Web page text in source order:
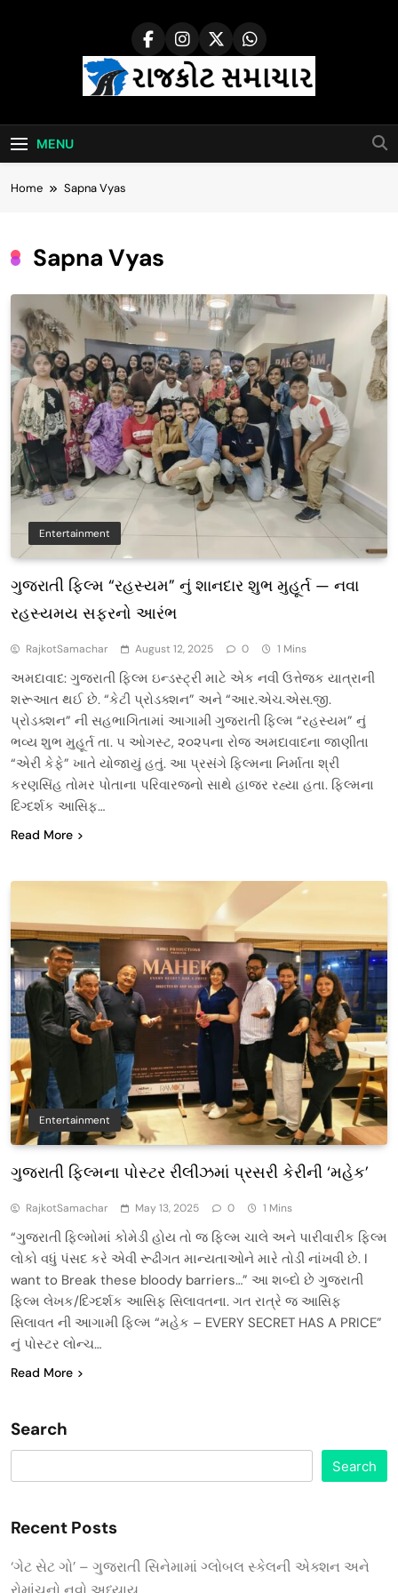
Rajkot Samachar
MENU
Home Sapna Vyas
Sapna Vyas
Entertainment
ગુજરાતી ફિલ્મ “રહસ્યમ” નું શાનદાર શુભ મુહૂર્ત — નવા
રહસ્યમય સફરનો આરંભ
RajkotSamachar August 12, 2025 0 1 Mins
અમદાવાદ: ગુજરાતી ફિલ્મ ઇન્ડસ્ટ્રી માટે એક નવી ઉત્તેજક યાત્રાની
શરૂઆત થઈ છે. “કેટી પ્રોડક્શન” અને “આર.એચ.એસ.જી.
પ્રોડક્શન” ની સહભાગિતામાં આગામી ગુજરાતી ફિલ્મ “રહસ્યમ” નું
ભવ્ય શુભ મુહૂર્ત તા. ૫ ઓગસ્ટ, ૨૦૨૫ના રોજ અમદાવાદના જાણીતા
“એરી કેફે” ખાતે યોજાયું હતું. આ પ્રસંગે ફિલ્મના નિર્માતા શ્રી
કરણસિંહ તોમર પોતાના પરિવારજનો સાથે હાજર રહ્યા હતા. ફિલ્મના
દિગ્દર્શક આસિફ…
Read More
Entertainment
ગુજરાતી ફિલ્મના પોસ્ટર રીલીઝમાં પ્રસરી કેરીની ‘મહેક’
RajkotSamachar May 13, 2025 0 1 Mins
“ગુજરાતી ફિલ્મોમાં કોમેડી હોય તો જ ફિલ્મ ચાલે અને પારીવારીક ફિલ્મ
લોકો વધું પંસદ કરે એવી રૂઢીગત માન્યતાઓને મારે તોડી નાંખવી છે. I
want to Break these bloody barriers…” આ શબ્દો છે ગુજરાતી
ફિલ્મ લેખક/દિગ્દર્શક આસિફ સિલાવતના. ગત રાત્રે જ આસિફ
સિલાવત ની આગામી ફિલ્મ “મહેક – EVERY SECRET HAS A PRICE”
નું પોસ્ટર લોન્ચ…
Read More
Search
Search
Recent Posts
‘ગેટ સેટ ગો’ – ગુજરાતી સિનેમામાં ગ્લોબલ સ્કેલની એક્શન અને